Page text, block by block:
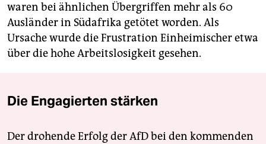
waren bei ähnlichen Übergriffen mehr als 60
Ausländer in Südafrika getötet worden. Als
Ursache wurde die Frustration Einheimischer etwa
über die hohe Arbeitslosigkeit gesehen.
Die Engagierten stärken
Der drohende Erfolg der AfD bei den kommenden